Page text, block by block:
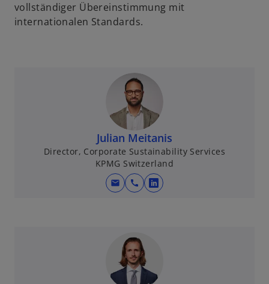
vollständiger Übereinstimmung mit
internationalen Standards.
Julian Meitanis
Director, Corporate Sustainability Services
KPMG Switzerland
mail call
w
e